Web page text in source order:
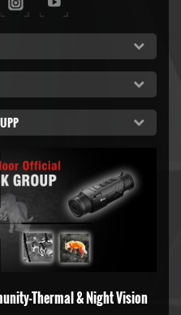
Thermal & Night Vision